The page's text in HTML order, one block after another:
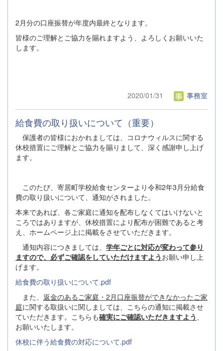
2月分の口座振替が年度内最終となります。
皆様のご理解とご協力を賜れますよう、よろしくお願いいた
します。
2020/01/31 事務室
給食費の取り扱いについて（重要）
保護者の皆様におかれましては、コロナウィルスに関する
休校措置にご理解とご協力を賜りまして、深く感謝申し上げ
ます。
このたび、寄居町学校給食センターより令和2年3月分給食
費の取り扱いについて、通知がされました。
本来であれば、各ご家庭に通知を配布しなくてはいけないと
ころではありますが、休校措置により配布が困難であると考
え、ホームページ上に掲載をさせていただきます。
通知内容につきましては、 学年ごとに対応が変わって参り
ますので、必ずご確認をしていただけますよ う お願い申し上
げます。
給食費の取り扱いについて.pdf
また、 返金のあるご家庭・2月口座振替ができなかったご家
庭に関する取扱いに関しましては、こちらの通知に掲載させ
ていただきます。こちらも確実にご確認いただきますよう 、
お願いいたします。
休校に伴う給食費の対応について.pdf